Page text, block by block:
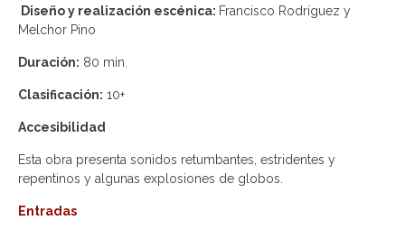
Diseño y realización escénica: Francisco Rodríguez y
Melchor Pino
Duración: 80 min.
Clasificación: 10+
Accesibilidad
Esta obra presenta sonidos retumbantes, estridentes y
repentinos y algunas explosiones de globos.
Entradas